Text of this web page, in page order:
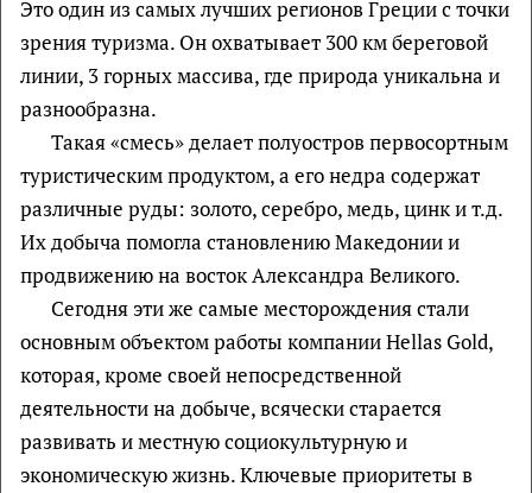
Это один из самых лучших регионов Греции с точки
зрения туризма. Он охватывает 300 км береговой
линии, 3 горных массива, где природа уникальна и
разнообразна.
Такая «смесь» делает полуостров первосортным
туристическим продуктом, а его недра содержат
различные руды: золото, серебро, медь, цинк и т.д.
Их добыча помогла становлению Македонии и
продвижению на восток Александра Великого.
Сегодня эти же самые месторождения стали
основным объектом работы компании Hellas Gold,
которая, кроме своей непосредственной
деятельности на добыче, всячески старается
развивать и местную социокультурную и
экономическую жизнь. Ключевые приоритеты в